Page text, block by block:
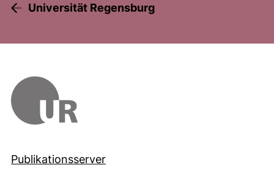
Universität Regensburg
Publikationsserver